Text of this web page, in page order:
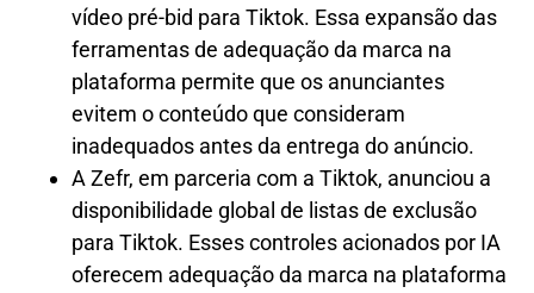
vídeo pré-bid para Tiktok. Essa expansão das
ferramentas de adequação da marca na
plataforma permite que os anunciantes
evitem o conteúdo que consideram
inadequados antes da entrega do anúncio.
A Zefr, em parceria com a Tiktok, anunciou a
disponibilidade global de listas de exclusão
para Tiktok. Esses controles acionados por IA
oferecem adequação da marca na plataforma